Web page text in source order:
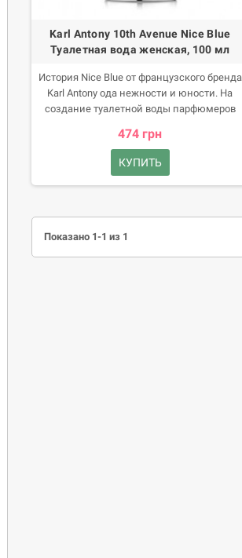
Karl Antony 10th Avenue Nice Blue
Туалетная вода женская, 100 мл
История Nice Blue от французского бренда
Karl Antony ода нежности и юности. На
создание туалетной воды парфюмеров
чувственной девушки.
474 грн
КУПИТЬ
Показано 1-1 из 1